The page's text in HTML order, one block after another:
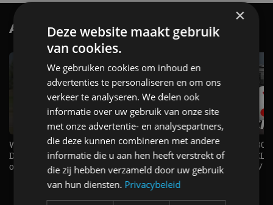
AutoRAI.nl TV SUBSCRIBE
Welke elektrische auto past bij jou?
De EV Experience geeft antwoord
op je vraag! - AutoRAI TV
1.500 KG Trekgewicht & 380
elektrische pk's, maar
AUTO is het? - AutoRAI TV
×
Deze website maakt gebruik
van cookies.
We gebruiken cookies om inhoud en
advertenties te personaliseren en om ons
verkeer te analyseren. We delen ook
informatie over uw gebruik van onze site
met onze advertentie- en analysepartners,
die deze kunnen combineren met andere
informatie die u aan hen heeft verstrekt of
die zij hebben verzameld door uw gebruik
van hun diensten. Privacybeleid